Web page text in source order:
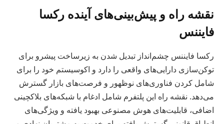
نقشه راه و پیش‌بینی‌های آینده رکسا
فایننس
رکسا فایننس چشم‌انداز تبدیل شدن به زیرساخت پیشرو برای
توکن‌سازی دارایی‌های واقعی را دارد و اکوسیستم خود را برای
شامل کردن فناوری‌های نوظهور و فرصت‌های بازار گسترش
می‌دهد. نقشه راه این پلتفرم شامل ادغام با شبکه‌های بلاکچینی
اضافی، قابلیت‌های هوش مصنوعی بهبود یافته و ویژگی‌های